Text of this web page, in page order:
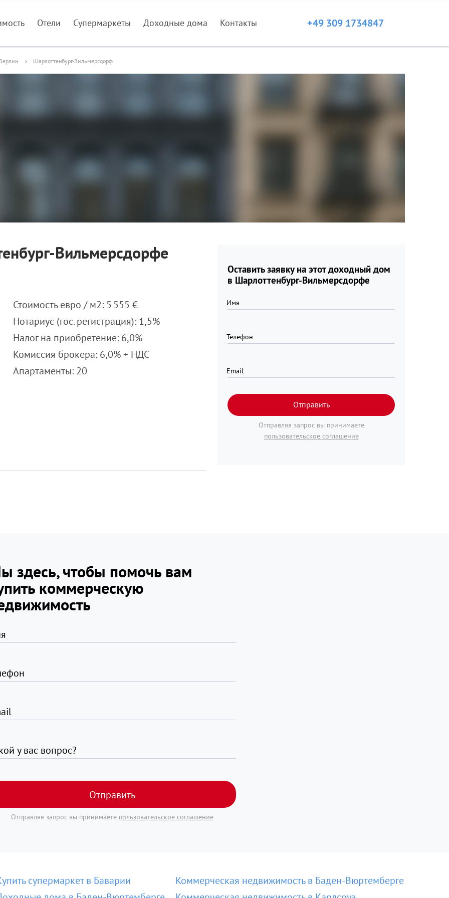
Отели Супермаркеты Доходные дома Контакты +49 309 1734847
Берлин Шарлоттенбург-Вильмерсдорф
Оставить заявку на этот доходный дом
в Шарлоттенбург-Вильмерсдорфе
Имя
Телефон
Email
Отправить
Отправляя запрос вы принимаете
пользовательское соглашение
Вильмерсдорфе
Стоимость евро / м2: 5 555 €
Нотариус (гос. регистрация): 1,5%
Налог на приобретение: 6,0%
Комиссия брокера: 6,0% + НДС
Апартаменты: 20
здесь, чтобы помочь вам
коммерческую
у вас вопрос?
Отправить
Отправляя запрос вы принимаете пользовательское соглашение
супермаркет в Баварии
Коммерческая недвижимость в Баден-Вюртемберге